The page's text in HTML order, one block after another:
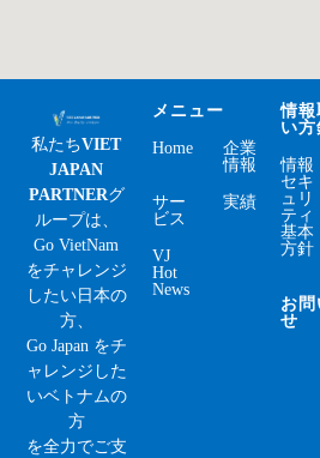
私たちVIET
JAPAN
PARTNERグ
ループは、
Go VietNam
をチャレンジ
したい日本の
方、
Go Japan をチ
ャレンジした
いベトナムの
方
を全力でご支
メニュー
Home
企業
情報
サー
ビス
実績
VJ
Hot
News
情報
い方
情報
セキ
ュリ
ティ
基本
方針
お問
せ